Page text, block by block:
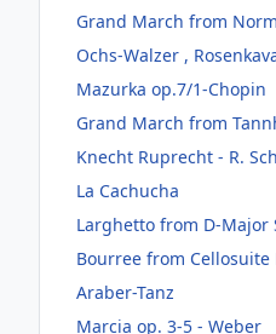
Grand March from
Ochs-Walzer ,
Mazurka op.7/1-Chopin
Grand March from
Knecht Ruprecht - R.
La Cachucha
Larghetto from D-Major
Bourree from Cellosuite
Araber-Tanz
Marcia op. 3-5 - Weber